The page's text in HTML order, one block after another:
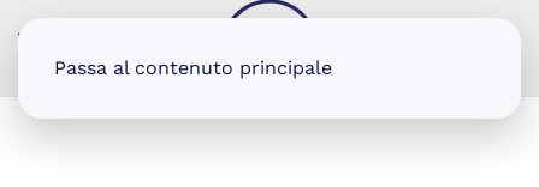
Passa al contenuto principale